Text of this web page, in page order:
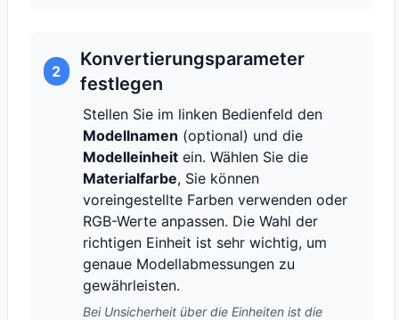
2
Konvertierungsparameter
festlegen
Stellen Sie im linken Bedienfeld den
Modellnamen (optional) und die
Modelleinheit ein. Wählen Sie die
Materialfarbe, Sie können
voreingestellte Farben verwenden oder
RGB-Werte anpassen. Die Wahl der
richtigen Einheit ist sehr wichtig, um
genaue Modellabmessungen zu
gewährleisten.
Bei Unsicherheit über die Einheiten ist die